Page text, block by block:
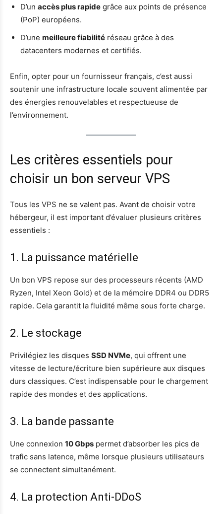
D’un accès plus rapide grâce aux points de présence
(PoP) européens.
D’une meilleure fiabilité réseau grâce à des
datacenters modernes et certifiés.
Enfin, opter pour un fournisseur français, c’est aussi
soutenir une infrastructure locale souvent alimentée par
des énergies renouvelables et respectueuse de
l’environnement.
Les critères essentiels pour
choisir un bon serveur VPS
Tous les VPS ne se valent pas. Avant de choisir votre
hébergeur, il est important d’évaluer plusieurs critères
essentiels :
1. La puissance matérielle
Un bon VPS repose sur des processeurs récents (AMD
Ryzen, Intel Xeon Gold) et de la mémoire DDR4 ou DDR5
rapide. Cela garantit la fluidité même sous forte charge.
2. Le stockage
Privilégiez les disques SSD NVMe, qui offrent une
vitesse de lecture/écriture bien supérieure aux disques
durs classiques. C’est indispensable pour le chargement
rapide des mondes et des applications.
3. La bande passante
Une connexion 10 Gbps permet d’absorber les pics de
trafic sans latence, même lorsque plusieurs utilisateurs
se connectent simultanément.
4. La protection Anti-DDoS